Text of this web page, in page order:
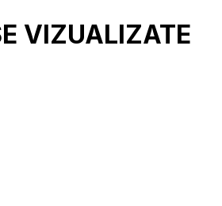
VIZUALIZATE